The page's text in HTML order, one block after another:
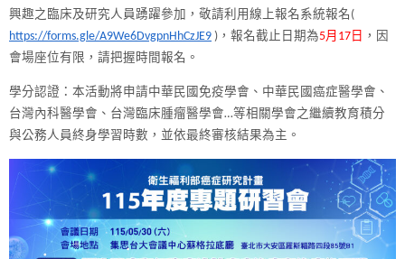
興趣之臨床及研究人員踴躍參加，敬請利用線上報名系統報名(
https://forms.gle/A9We6DvgpnHhCzJE9 )，報名截止日期為5月17日
，因
會場座位有限，請把握時間報名。
學分認證：本活動將申請中華民國免疫學會、中華民國癌症醫學會、
台灣內科醫學會、台灣臨床腫瘤醫學會…等相關學會之繼續教育積分
與公務人員終身學習時數，並依最終審核結果為主。